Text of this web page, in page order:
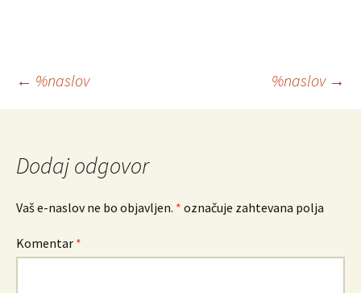
Krmarjenje
po
prispevkih
← %naslov %naslov →
Dodaj odgovor
Vaš e-naslov ne bo objavljen. * označuje zahtevana polja
Komentar *